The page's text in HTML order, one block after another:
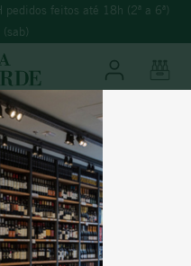
feitos até 18h (2ª a 6ª)
MAIS BUSCADOS
morande
espumante
ricominciare